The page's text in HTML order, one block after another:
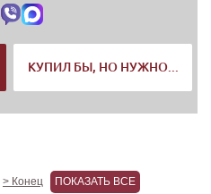
КУПИЛ БЫ, НО НУЖНО...
> Конец ПОКАЗАТЬ ВСЕ